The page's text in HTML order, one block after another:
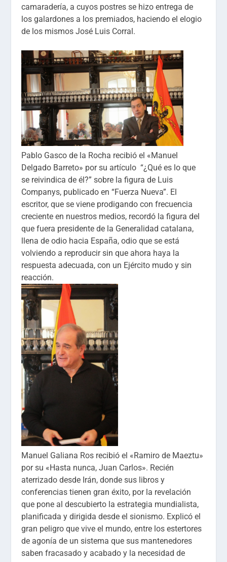
camaradería, a cuyos postres se hizo entrega de
los galardones a los premiados, haciendo el elogio
de los mismos José Luis Corral.
Pablo Gasco de la Rocha recibió el «Manuel
Delgado Barreto» por su artículo “¿Qué es lo que
se reivindica de él?” sobre la figura de Luis
Companys, publicado en “Fuerza Nueva”. El
escritor, que se viene prodigando con frecuencia
creciente en nuestros medios, recordó la figura del
que fuera presidente de la Generalidad catalana,
llena de odio hacia España, odio que se está
volviendo a reproducir sin que ahora haya la
respuesta adecuada, con un Ejército mudo y sin
reacción.
Manuel Galiana Ros recibió el «Ramiro de Maeztu»
por su «Hasta nunca, Juan Carlos». Recién
aterrizado desde Irán, donde sus libros y
conferencias tienen gran éxito, por la revelación
que pone al descubierto la estrategia mundialista,
planificada y dirigida desde el sionismo. Explicó el
gran peligro que vive el mundo, entre los estertores
de agonía de un sistema que sus mantenedores
saben fracasado y acabado y la necesidad de